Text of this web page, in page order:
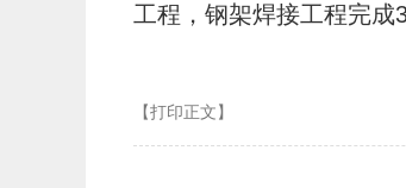
工程，钢架焊接工程完成
【打印正文】